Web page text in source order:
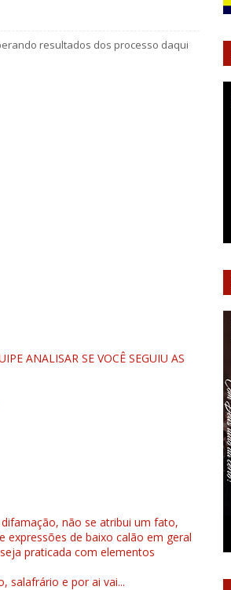
resultados dos processo daqui
ANALISAR SE VOCÊ SEGUIU AS
não se atribui um fato,
de baixo calão em geral
praticada com elementos
salafrário e por ai vai...